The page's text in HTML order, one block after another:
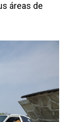
áreas de